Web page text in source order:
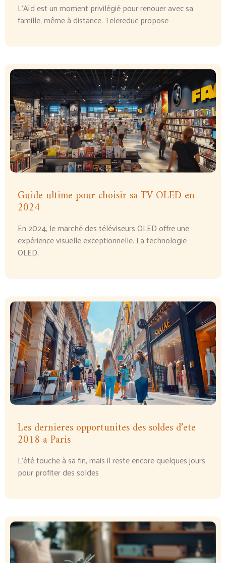
L'Aïd est un moment privilégié pour renouer avec sa
famille, même à distance. Telereduc propose
Guide ultime pour choisir sa TV OLED en
2024
En 2024, le marché des téléviseurs OLED offre une
expérience visuelle exceptionnelle. La technologie
OLED,
Les dernieres opportunites des soldes d’ete
2018 a Paris
L’été touche à sa fin, mais il reste encore quelques jours
pour profiter des soldes